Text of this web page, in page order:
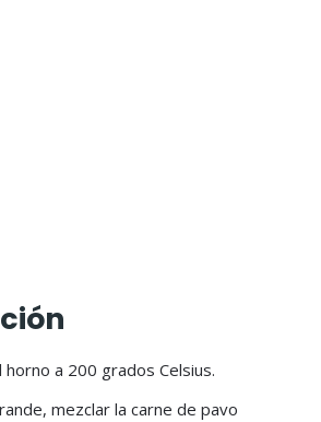
a 200 grados Celsius.
mezclar la carne de pavo